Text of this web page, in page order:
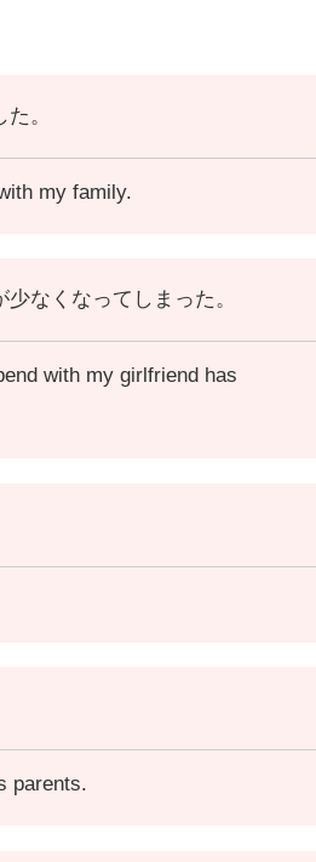
。
my family.
なくなってしまった。
with my girlfriend has
parents.